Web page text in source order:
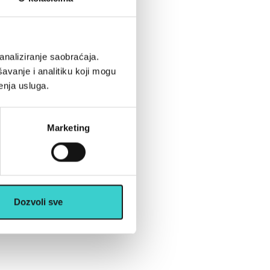
saobraćaja.
i analitiku koji mogu
usluga.
Marketing
Dozvoli sve